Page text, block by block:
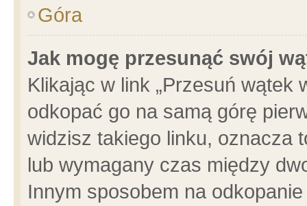
Góra
Jak mogę przesunąć swój
Klikając w link „Przesuń wątek
odkopać go na samą górę
widzisz takiego linku, oznacza
lub wymagany czas między
Innym sposobem na